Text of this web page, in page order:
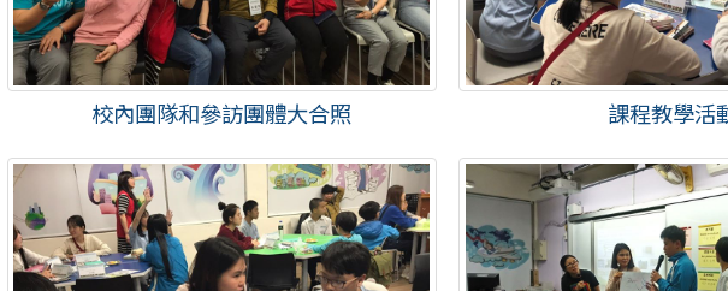
校內團隊和參訪團體大合照 課程教學活